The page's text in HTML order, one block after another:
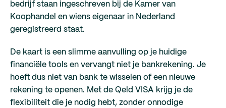
bedrijf staan ingeschreven bij de Kamer van
Koophandel en wiens eigenaar in Nederland
geregistreerd staat.
De kaart is een slimme aanvulling op je huidige
financiële tools en vervangt niet je bankrekening. Je
hoeft dus niet van bank te wisselen of een nieuwe
rekening te openen. Met de Qeld VISA krijg je de
flexibiliteit die je nodig hebt, zonder onnodige